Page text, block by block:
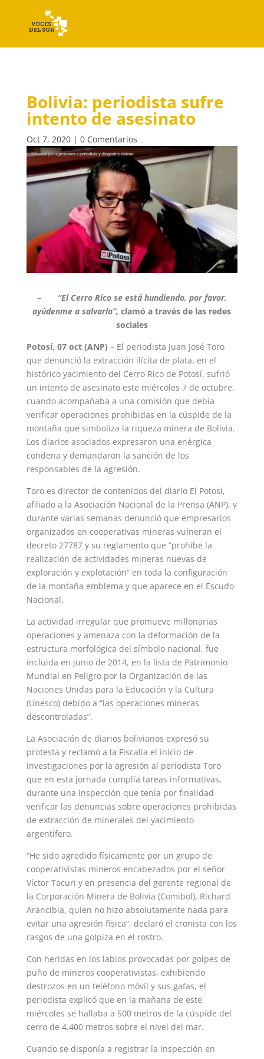
Bolivia: periodista sufre
intento de asesinato
Oct 7, 2020| 0 Comentarios
– “El Cerro Rico se está hundiendo, por favor,
ayúdenme a salvarlo”,clamó a través de las redes
sociales
Potosí, 07 oct (ANP) – El periodista Juan José Toro
que denunció la extracción ilícita de plata, en el
histórico yacimiento del Cerro Rico de Potosí, sufrió
un intento de asesinato este miércoles 7 de octubre,
cuando acompañaba a una comisión que debía
verificar operaciones prohibidas en la cúspide de la
montaña que simboliza la riqueza minera de Bolivia.
Los diarios asociados expresaron una enérgica
condena y demandaron la sanción de los
responsables de la agresión.
Toro es director de contenidos del diario El Potosí,
afiliado a la Asociación Nacional de la Prensa (ANP), y
durante varias semanas denunció que empresarios
organizados en cooperativas mineras vulneran el
decreto 27787 y su reglamento que “prohíbe la
realización de actividades mineras nuevas de
exploración y explotación” en toda la configuración
de la montaña emblema y que aparece en el Escudo
Nacional.
La actividad irregular que promueve millonarias
operaciones y amenaza con la deformación de la
estructura morfológica del símbolo nacional, fue
incluida en junio de 2014, en la lista de Patrimonio
Mundial en Peligro por la Organización de las
Naciones Unidas para la Educación y la Cultura
(Unesco) debido a “las operaciones mineras
descontroladas”.
La Asociación de diarios bolivianos expresó su
protesta y reclamó a la Fiscalía el inicio de
investigaciones por la agresión al periodista Toro
que en esta jornada cumplía tareas informativas,
durante una inspección que tenía por finalidad
verificar las denuncias sobre operaciones prohibidas
de extracción de minerales del yacimiento
argentífero.
“He sido agredido físicamente por un grupo de
cooperativistas mineros encabezados por el señor
Víctor Tacuri y en presencia del gerente regional de
la Corporación Minera de Bolivia (Comibol), Richard
Arancibia, quien no hizo absolutamente nada para
evitar una agresión física”, declaró el cronista con los
rasgos de una golpiza en el rostro.
Con heridas en los labios provocadas por golpes de
puño de mineros cooperativistas, exhibiendo
destrozos en un teléfono móvil y sus gafas, el
periodista explicó que en la mañana de este
miércoles se hallaba a 500 metros de la cúspide del
cerro de 4.400 metros sobre el nivel del mar.
Cuando se disponía a registrar la inspección en